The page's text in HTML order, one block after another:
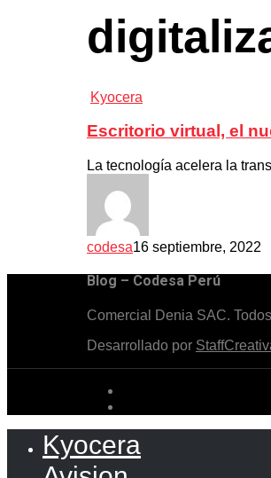
Kyocera
Escritorio virtual, el
La tecnología acelera la
codesa16 septiembre, 2022
Blog – Codesa Perú
Comercial Denia SAC.
Desarrollado por
Kyocera